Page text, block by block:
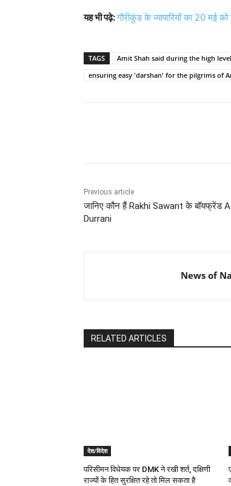
यह भी पढ़े:गौरीकुंड के व्यापारियों का 20 मई
TAGS
Amit Shah said during the high
ensuring easy 'darshan' for the pilgrims of
Previous article
जानिए कौन हैं Rakhi Sawant के बॉयफ्रेंड
Durrani
News of
RELATED ARTICLES
देश/विदेश
परिसीमन विधेयक पर DMK ने रखी शर्त, दक्षिणी
राज्यों के हित सुरक्षित रहे तो मिल सकता है